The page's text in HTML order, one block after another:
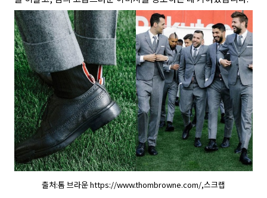
출처:톰 브라운 https://www.thombrowne.com/,스크랩